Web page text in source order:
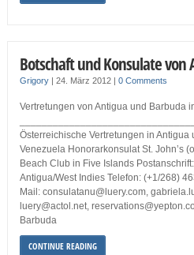
Botschaft und Konsulate von
Grigory| 24. März 2012 | 0 Comments
Vertretungen von Antigua und Barbuda
Österreichische Vertretungen in Antigua
Venezuela Honorarkonsulat St. John’s
Beach Club in Five Islands
Antigua/West Indies Telefon: (+1/268)
Mail: consulatanu@luery.com,
luery@actol.net,
Barbuda
CONTINUE READING